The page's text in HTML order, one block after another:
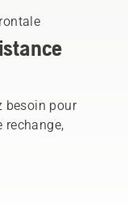
besoin pour
rechange,